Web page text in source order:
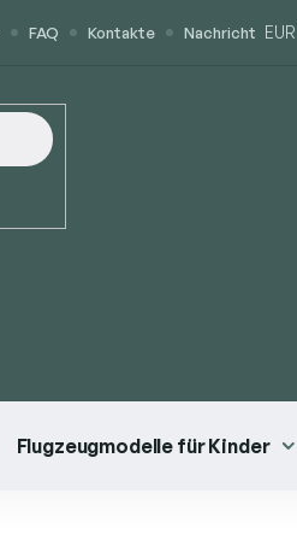
FAQ Kontakte Nachricht EUR
Flugzeugmodelle für Kinder